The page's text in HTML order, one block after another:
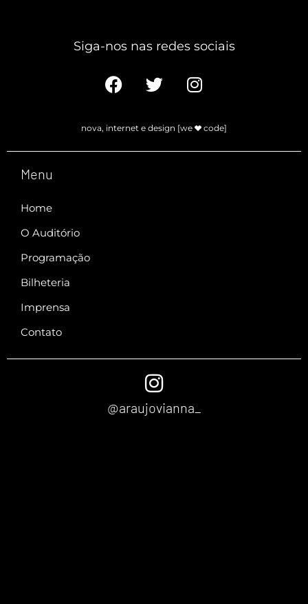
Siga-nos nas redes sociais​
nova, internet e design [we code]
Menu
Home
O Auditório
Programação
Bilheteria
Imprensa
Contato
@araujovianna_